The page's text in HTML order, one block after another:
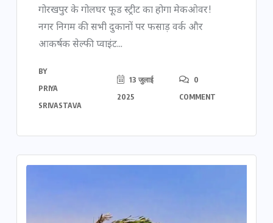
गोरखपुर के गोलघर फूड स्ट्रीट का होगा मेकओवर!
नगर निगम की सभी दुकानों पर फसाड़ वर्क और
आकर्षक सेल्फी प्वाइंट...
BY
PRIYA
SRIVASTAVA
13 जुलाई
2025
0
COMMENT